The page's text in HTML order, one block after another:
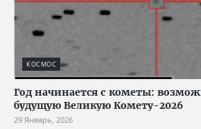
КОСМОС
Год начинается с кометы:
будущую Великую Комету-2026
29 Январь, 2026